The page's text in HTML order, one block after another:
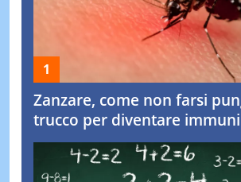
Zanzare, come non farsi
trucco per diventare immuni